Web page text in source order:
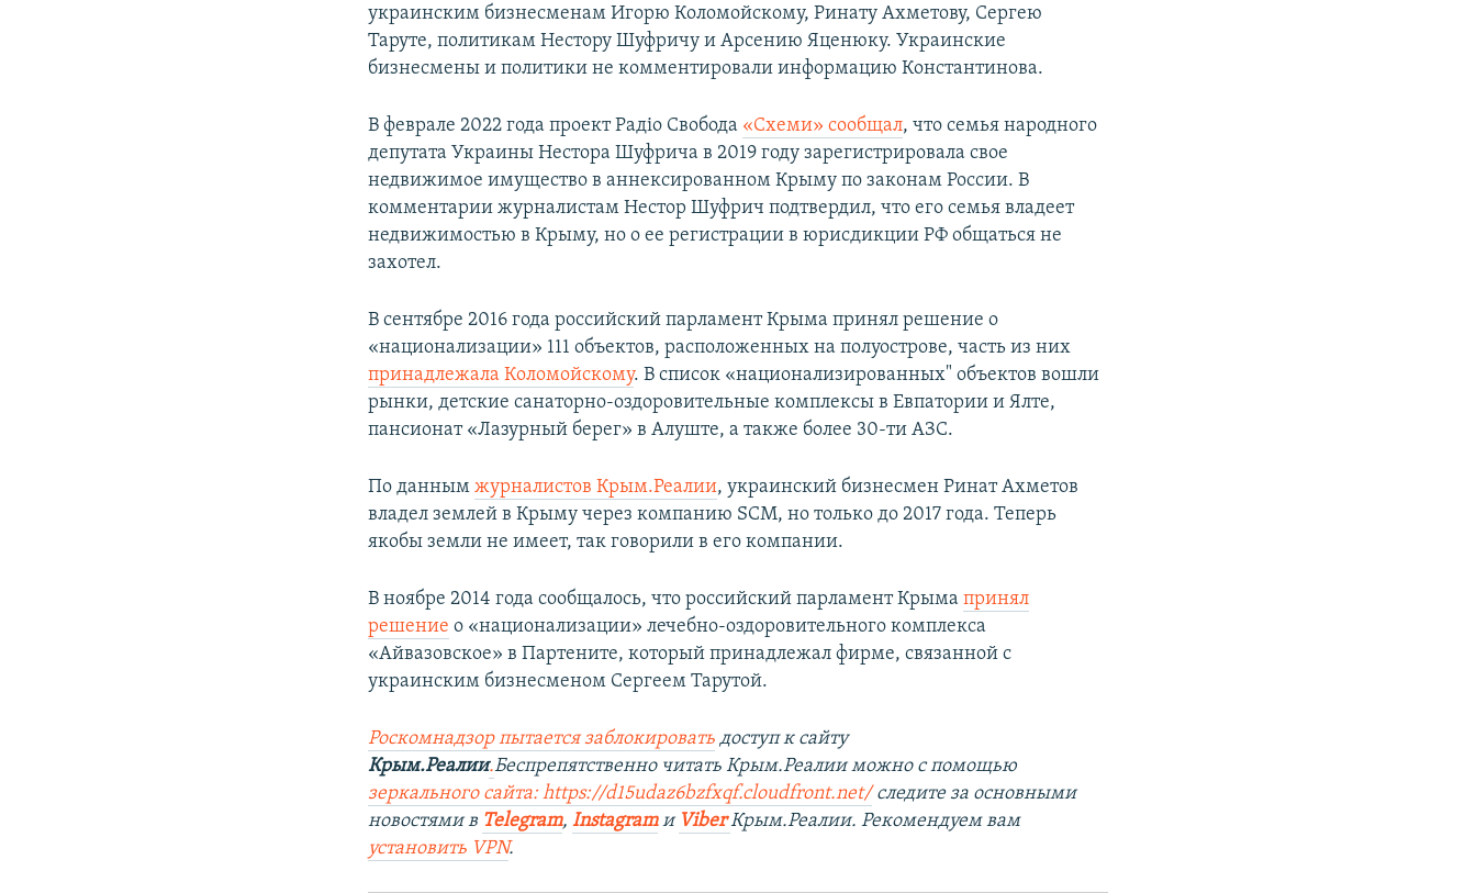
украинским бизнесменам Игорю Коломойскому, Ринату Ахметову, Сергею
Таруте, политикам Нестору Шуфричу и Арсению Яценюку. Украинские
бизнесмены и политики не комментировали информацию Константинова.
В феврале 2022 года проект Радіо Свобода «Схеми» сообщал, что семья народного
депутата Украины Нестора Шуфрича в 2019 году зарегистрировала свое
недвижимое имущество в аннексированном Крыму по законам России. В
комментарии журналистам Нестор Шуфрич подтвердил, что его семья владеет
недвижимостью в Крыму, но о ее регистрации в юрисдикции РФ общаться не
захотел.
В сентябре 2016 года российский парламент Крыма принял решение о
«национализации» 111 объектов, расположенных на полуострове, часть из них
принадлежала Коломойскому. В список «национализированных" объектов вошли
рынки, детские санаторно-оздоровительные комплексы в Евпатории и Ялте,
пансионат «Лазурный берег» в Алуште, а также более 30-ти АЗС.
По даннымжурналистов Крым.Реалии, украинский бизнесмен Ринат Ахметов
владел землей в Крыму через компанию SCM, но только до 2017 года. Теперь
якобы земли не имеет, так говорили в его компании.
В ноябре 2014 года сообщалось, что российский парламент Крымапринял
решение о «национализации» лечебно-оздоровительного комплекса
«Айвазовское» в Партените, который принадлежал фирме, связанной с
украинским бизнесменом Сергеем Тарутой.
Роскомнадзор пытается заблокировать доступ к сайту
Крым.Реалии.Беспрепятственно читать Крым.Реалии можно с помощью
зеркального сайта: https://d15udaz6bzfxqf.cloudfront.net/следите за основными
новостями в Telegram,Instagramи Viber Крым.Реалии. Рекомендуем вам
установить VPN.